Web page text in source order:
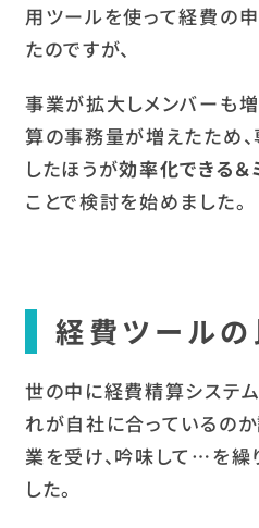
用ツールを使って経費の
たのですが、
事業が拡大しメンバーも増
算の事務量が増えたため
したほうが効率化できる＆
ことで検討を始めました。
経費ツールの
世の中に経費精算システ
れが自社に合っているのか
業を受け、吟味して…を繰
した。